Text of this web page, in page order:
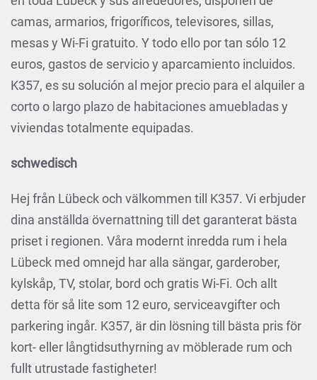
camas, armarios, frigoríficos, televisores, sillas,
mesas y Wi-Fi gratuito. Y todo ello por tan sólo 12
euros, gastos de servicio y aparcamiento incluidos.
K357, es su solución al mejor precio para el alquiler a
corto o largo plazo de habitaciones amuebladas y
viviendas totalmente equipadas.
schwedisch
Hej från Lübeck och välkommen till K357. Vi erbjuder
dina anställda övernattning till det garanterat bästa
priset i regionen. Våra modernt inredda rum i hela
Lübeck med omnejd har alla sängar, garderober,
kylskåp, TV, stolar, bord och gratis Wi-Fi. Och allt
detta för så lite som 12 euro, serviceavgifter och
parkering ingår. K357, är din lösning till bästa pris för
kort- eller långtidsuthyrning av möblerade rum och
fullt utrustade fastigheter!